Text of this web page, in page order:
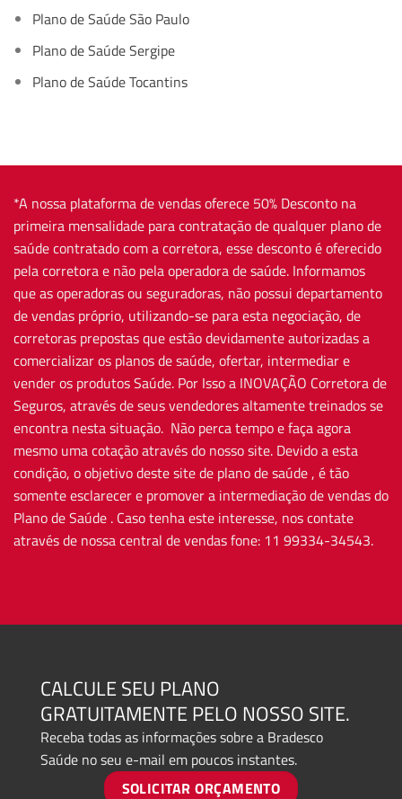
Plano de Saúde São Paulo
Plano de Saúde Sergipe
Plano de Saúde Tocantins
*A nossa plataforma de vendas oferece 50% Desconto na
primeira mensalidade para contratação de qualquer plano de
saúde contratado com a corretora, esse desconto é oferecido
pela corretora e não pela operadora de saúde. Informamos
que as operadoras ou seguradoras, não possui departamento
de vendas próprio, utilizando-se para esta negociação, de
corretoras prepostas que estão devidamente autorizadas a
comercializar os planos de saúde, ofertar, intermediar e
vender os produtos Saúde. Por Isso a INOVAÇÃO Corretora de
Seguros, através de seus vendedores altamente treinados se
encontra nesta situação. Não perca tempo e faça agora
mesmo uma cotação através do nosso site. Devido a esta
condição, o objetivo deste site de plano de saúde , é tão
somente esclarecer e promover a intermediação de vendas do
Plano de Saúde . Caso tenha este interesse, nos contate
através de nossa central de vendas fone: 11 99334-34543.
CALCULE SEU PLANO
GRATUITAMENTE PELO NOSSO SITE.
Receba todas as informações sobre a Bradesco
Saúde no seu e-mail em poucos instantes.
SOLICITAR ORÇAMENTO